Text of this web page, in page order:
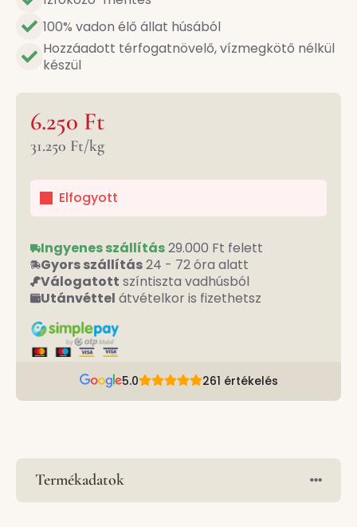
100% vadon élő állat húsából
Hozzáadott térfogatnövelő, vízmegkötő nélkül
készül
6.250 Ft
31.250 Ft/kg
Elfogyott
Ingyenes szállítás29.000 Ft felett
Gyors szállítás24 - 72 óra alatt
Válogatott színtiszta vadhúsból
Utánvéttel átvételkor is fizethetsz
5.0 261 értékelés
Termékadatok